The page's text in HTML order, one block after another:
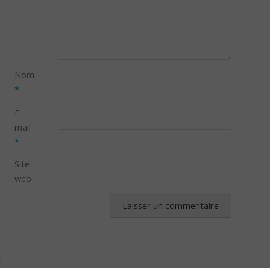
Nom
*
E-
mail
*
Site
web